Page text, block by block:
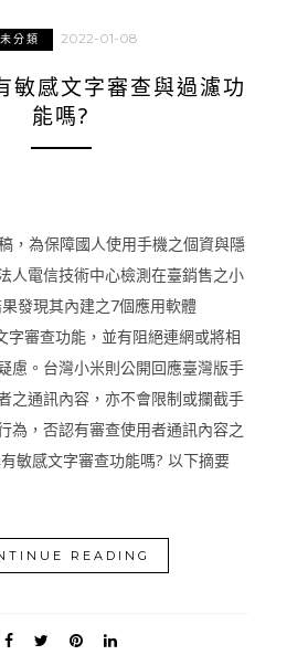
未分類 2022-01-08
敏感文字審查與過濾功
能嗎?
，為保障國人使用手機之個資與隱
人電信技術中心檢測在臺銷售之小
發現其內建之7個應用軟體
字審查功能，並有阻絕連網或將相
慮。台灣小米則公開回應臺灣版手
之通訊內容，亦不會限制或攔截手
為，否認有審查使用者通訊內容之
敏感文字審查功能嗎? 以下摘要
READING